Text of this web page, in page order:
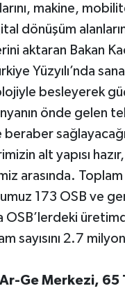
makine,
dönüşüm
aktaran Bakan
Yüzyılı’nda
besleyerek
önde gelen
beraber
alt yapısı
arasında.
173 OSB ve
sayısını 2.7
Ge Merkezi, 65